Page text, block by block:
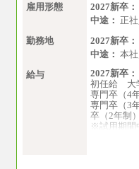
雇用形態
2027新卒：
中途： 正社
勤務地
2027新卒：
中途： 本
給与
2027新卒：
初任給 大
専門卒（4
専門卒（3
卒（2年制
※試用期間